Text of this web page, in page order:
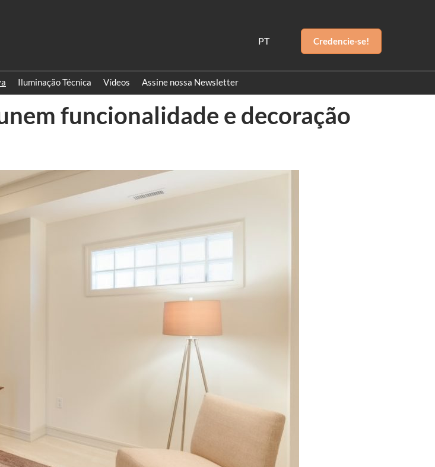
PT
EN
Credencie-se!
Iluminação Técnica Vídeos Assine nossa Newsletter
funcionalidade e decoração